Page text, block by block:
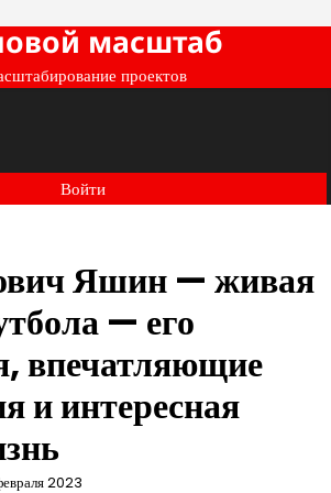
масштаб
проектов
Войти
Яшин — живая
— его
впечатляющие
и интересная
2023